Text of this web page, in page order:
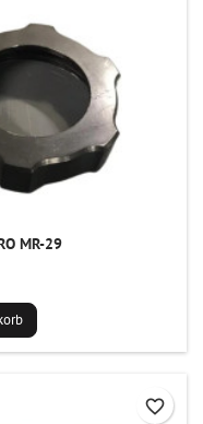
MR-29
favorite_border